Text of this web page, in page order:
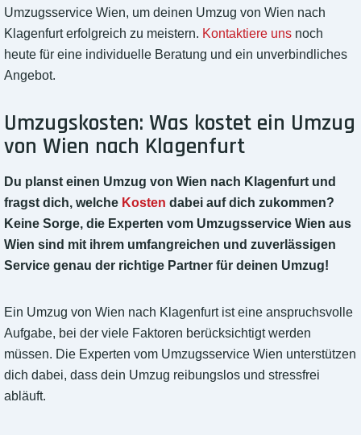
Umzugsservice Wien, um deinen Umzug von Wien nach
Klagenfurt erfolgreich zu meistern. Kontaktiere uns noch
heute für eine individuelle Beratung und ein unverbindliches
Angebot.
Umzugskosten: Was kostet ein Umzug
von Wien nach Klagenfurt
Du planst einen Umzug von Wien nach Klagenfurt und
fragst dich, welche Kosten dabei auf dich zukommen?
Keine Sorge, die Experten vom Umzugsservice Wien aus
Wien sind mit ihrem umfangreichen und zuverlässigen
Service genau der richtige Partner für deinen Umzug!
Ein Umzug von Wien nach Klagenfurt ist eine anspruchsvolle
Aufgabe, bei der viele Faktoren berücksichtigt werden
müssen. Die Experten vom Umzugsservice Wien unterstützen
dich dabei, dass dein Umzug reibungslos und stressfrei
abläuft.